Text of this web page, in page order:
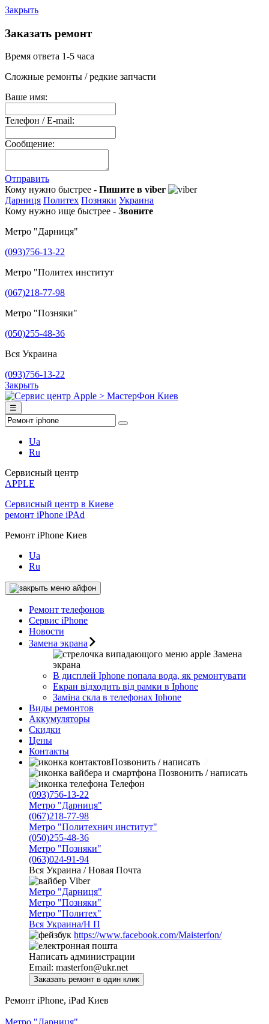
Закрыть
Заказать ремонт
Время ответа 1-5 часа
Сложные ремонты / редкие запчасти
Ваше имя:
Телефон / E-mail:
Сообщение:
Отправить
Кому нужно быстрее - Пишите в viber
Дарниця Политех Позняки Украина
Кому нужно ище быстрее - Звоните
Метро "Дарниця"
(093)756-13-22
Метро "Политех институт
(067)218-77-98
Метро "Позняки"
(050)255-48-36
Вся Украина
(093)756-13-22
Закрыть
☰
Ua
Ru
Сервисный центр
APPLE
Сервисный центр в Киеве
ремонт iPhone iPAd
Ремонт iPhone Киев
Ua
Ru
Ремонт телефонов
Сервис iPhone
Новости
Замена экрана
Замена
экрана
В дисплей Iphone попала вода, як ремонтувати
Екран відходить від рамки в Iphone
Заміна скла в телефонах Iphone
Виды ремонтов
Аккумуляторы
Скидки
Цены
Контакты
Позвонить / написать
Позвонить / написать
Телефон
(093)756-13-22
Метро "Дарниця"
(067)218-77-98
Метро "Политехнич институт"
(050)255-48-36
Метро "Позняки"
(063)024-91-94
Вся Украина / Новая Почта
Viber
Метро "Дарниця"
Метро "Позняки"
Метро "Политех"
Вся Украина/Н П
https://www.facebook.com/Maisterfon/
Написать администрации
Email: masterfon@ukr.net
Ремонт iPhone, iPad Киев